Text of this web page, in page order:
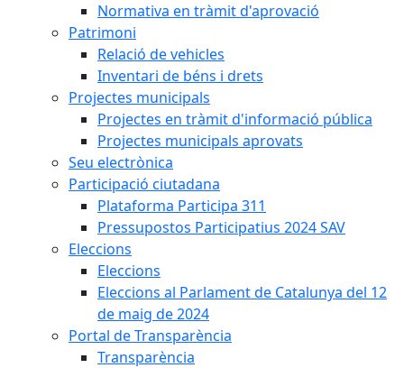
Normativa en tràmit d'aprovació
Patrimoni
Relació de vehicles
Inventari de béns i drets
Projectes municipals
Projectes en tràmit d'informació pública
Projectes municipals aprovats
Seu electrònica
Participació ciutadana
Plataforma Participa 311
Pressupostos Participatius 2024 SAV
Eleccions
Eleccions
Eleccions al Parlament de Catalunya del 12
de maig de 2024
Portal de Transparència
Transparència